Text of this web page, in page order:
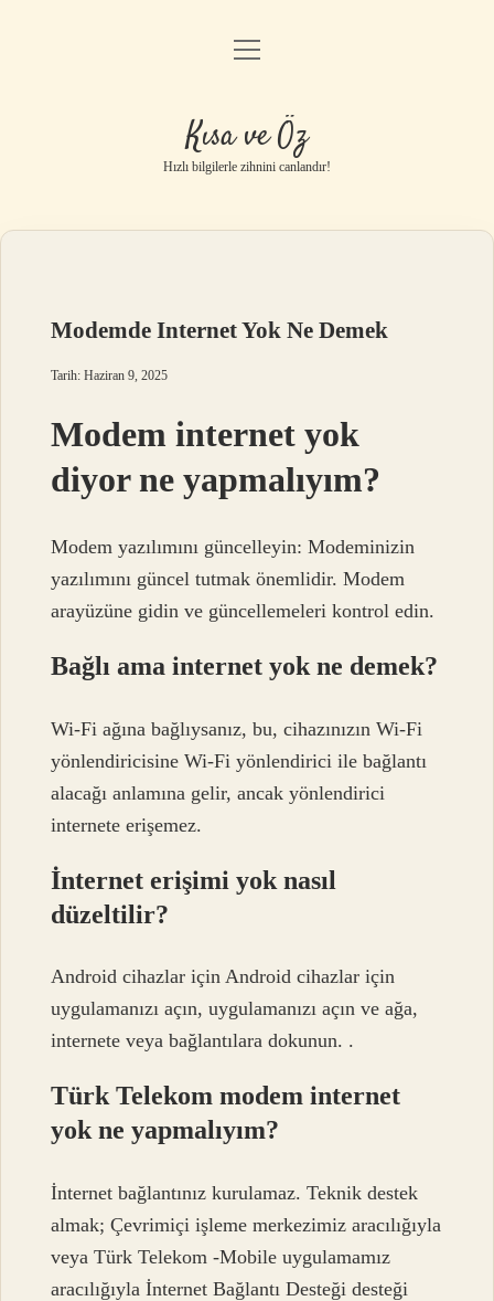
Anasayfa
Gizlilik Politikası
Yasal Uyarı
menüyü
Kısa ve Öz
Hızlı bilgilerle zihnini canlandır!
Modemde Internet Yok Ne Demek
Tarih: Haziran 9, 2025
Modem internet yok
diyor ne yapmalıyım?
Modem yazılımını güncelleyin: Modeminizin
yazılımını güncel tutmak önemlidir. Modem
arayüzüne gidin ve güncellemeleri kontrol edin.
Bağlı ama internet yok ne demek?
Wi-Fi ağına bağlıysanız, bu, cihazınızın Wi-Fi
yönlendiricisine Wi-Fi yönlendirici ile bağlantı
alacağı anlamına gelir, ancak yönlendirici
internete erişemez.
İnternet erişimi yok nasıl
düzeltilir?
Android cihazlar için Android cihazlar için
uygulamanızı açın, uygulamanızı açın ve ağa,
internete veya bağlantılara dokunun. .
Türk Telekom modem internet
yok ne yapmalıyım?
İnternet bağlantınız kurulamaz. Teknik destek
almak; Çevrimiçi işleme merkezimiz aracılığıyla
veya Türk Telekom -Mobile uygulamamız
aracılığıyla İnternet Bağlantı Desteği desteği